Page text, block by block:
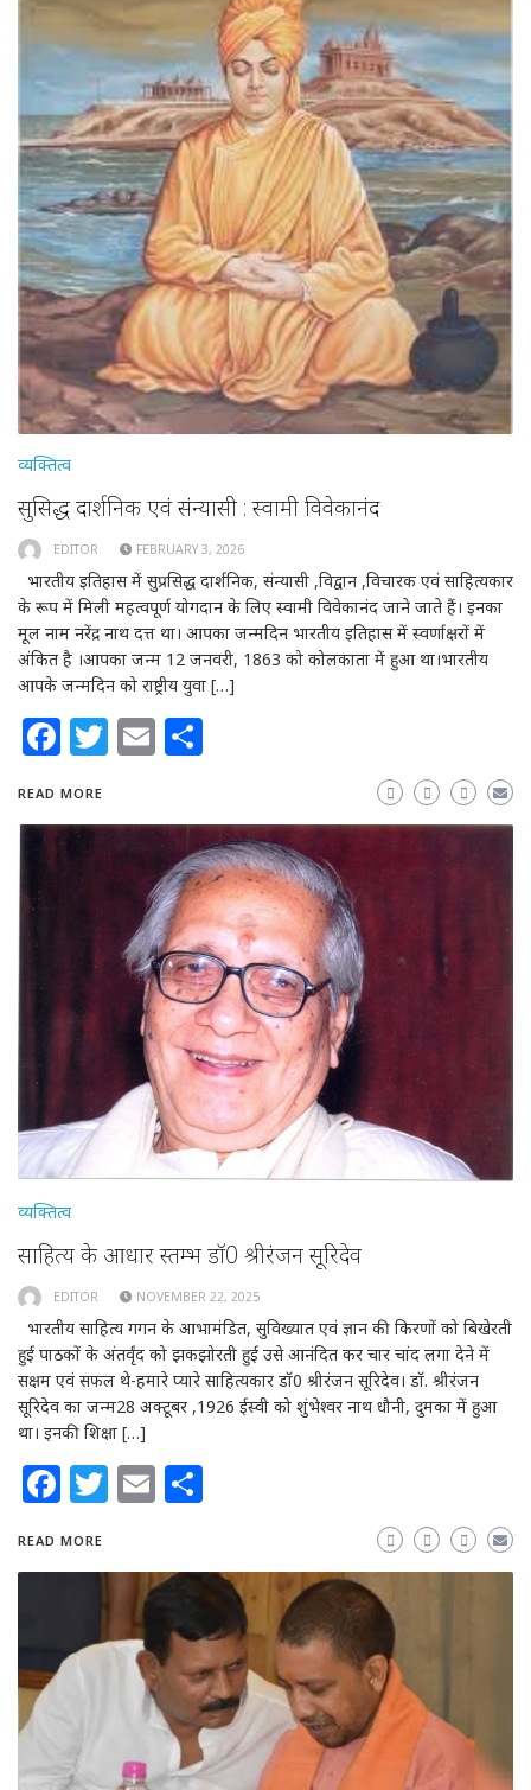
व्यक्तित्व
सुप्रसिद्ध दार्शनिक एवं संन्यासी : स्वामी विवेकानंद
EDITOR FEBRUARY 3, 2026
भारतीय इतिहास में सुप्रसिद्ध दार्शनिक, संन्यासी ,विद्वान ,विचारक एवं साहित्यकार
के रूप में मिली महत्वपूर्ण योगदान के लिए स्वामी विवेकानंद जाने जाते हैं। इनका
मूल नाम नरेंद्र नाथ दत्त था। आपका जन्मदिन भारतीय इतिहास में स्वर्णाक्षरों में
अंकित है ।आपका जन्म 12 जनवरी, 1863 को कोलकाता में हुआ था।भारतीय
आपके जन्मदिन को राष्ट्रीय युवा […]
Facebook
Twitter
Email
READ MORE
व्यक्तित्व
साहित्य के आधार स्तम्भ डॉ0 श्रीरंजन सूरिदेव
EDITOR NOVEMBER 22, 2025
भारतीय साहित्य गगन के आभामंडित, सुविख्यात एवं ज्ञान की किरणों को बिखेरती
हुई पाठकों के अंतर्वृंद को झकझोरती हुई उसे आनंदित कर चार चांद लगा देने में
सक्षम एवं सफल थे-हमारे प्यारे साहित्यकार डॉ0 श्रीरंजन सूरिदेव। डॉ. श्रीरंजन
सूरिदेव का जन्म28 अक्टूबर ,1926 ईस्वी को शुंभेश्वर नाथ धौनी, दुमका में हुआ
था। इनकी शिक्षा […]
Facebook
Twitter
Email
READ MORE